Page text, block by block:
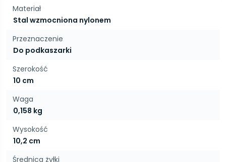
Materiał
Stal wzmocniona nylonem
Przeznaczenie
Do podkaszarki
Szerokość
10 cm
Waga
0,158 kg
Wysokość
10,2 cm
Średnica żyłki